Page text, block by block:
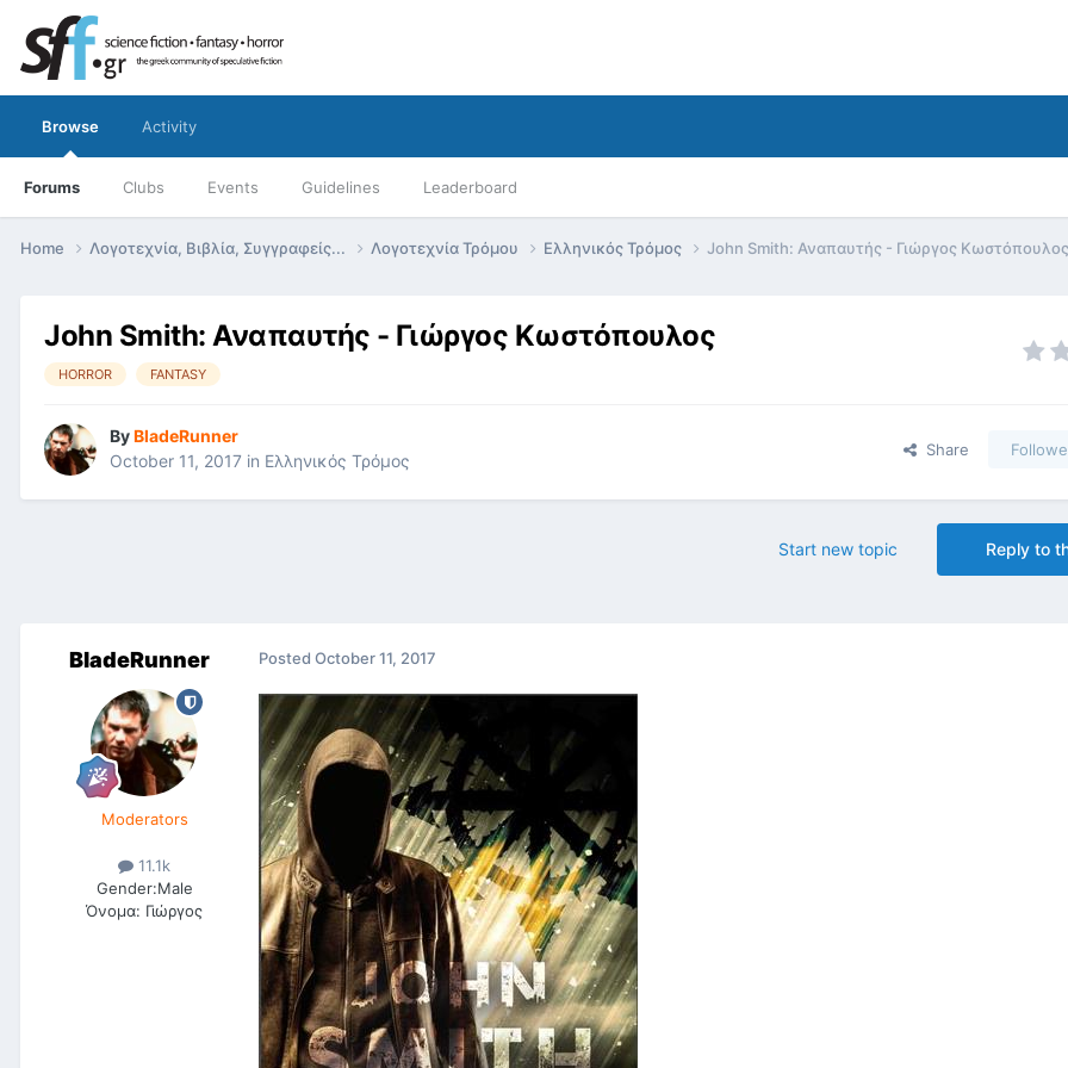
Browse
Forums Clubs Events Guidelines Leaderboard
Activity
Home Λογοτεχνία, Βιβλία, Συγγραφείς... Λογοτεχνία Τρόμου Ελληνικός Τρόμος John Smith: Αναπαυτής - Γιώργος Κωστόπουλος
John Smith: Αναπαυτής - Γιώργος Κωστόπουλος
HORROR FANTASY
ByBladeRunner
October 11, 2017 in Ελληνικός Τρόμος
Share
Reply to
Start new topic
BladeRunner
Moderators
11.1k
Gender:Male
Όνομα: Γιώργος
Posted October 11, 2017